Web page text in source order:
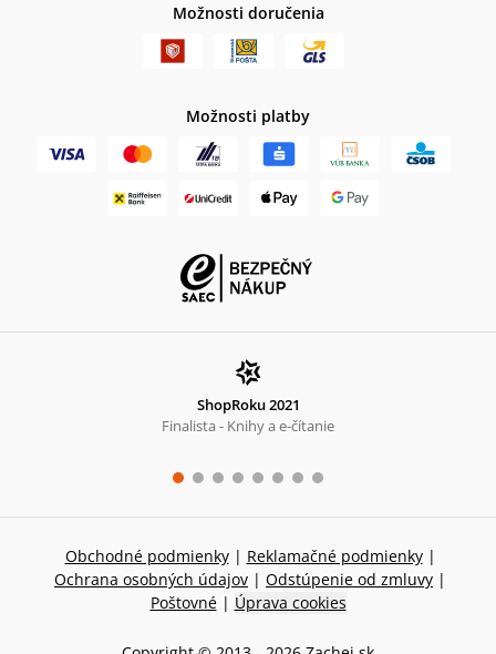
Možnosti doručenia
Možnosti platby
ShopRoku 2021
Finalista - Knihy a e-čítanie
Obchodné podmienky | Reklamačné podmienky |
Ochrana osobných údajov | Odstúpenie od zmluvy |
Poštovné | Úprava cookies